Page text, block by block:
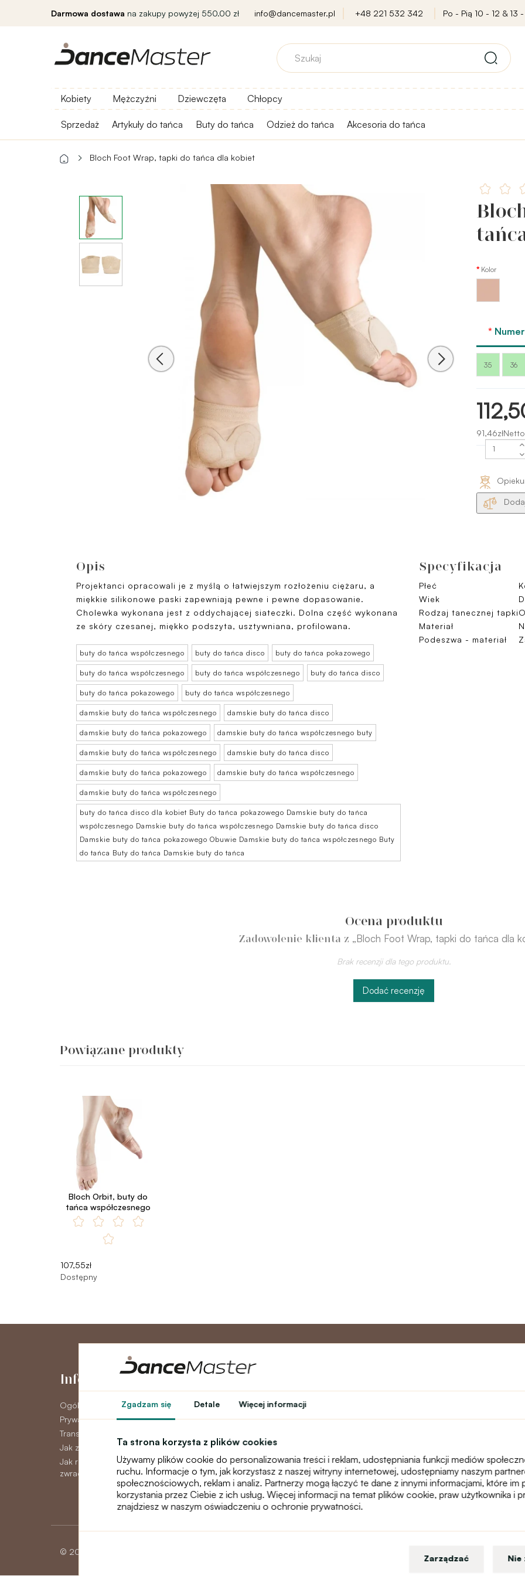
Zgadzam się Detale Więcej informacji
Ta strona korzysta z plików cookies
Używamy plików cookie do personalizowania treści i reklam, udostępniania funkcji mediów
ruchu. Informacje o tym, jak korzystasz z naszej witryny internetowej, udostępniamy naszym
społecznościowych, reklam i analiz. Partnerzy mogą łączyć te dane z innymi informacjami, które im
korzystania przez Ciebie z ich usług. Więcej informacji na temat plików cookie, praw użytkownika i
znajdziesz w naszym oświadczeniu o ochronie prywatności.
Zarządzać Nie
Darmowa dostawa na zakupy powyżej 550.00 zł info@dancemaster.pl +48 221 532 342 Po - Pią 10 - 12 & 13 -
Kobiety Mężczyźni Dziewczęta Chłopcy
Sprzedaż Artykuły do ​​tańca Buty do tańca Odzież do tańca Akcesoria do tańca
Bloch Foot Wrap, tapki do tańca dla kobiet
Kolor
35 36
Opis
Projektanci opracowali je z myślą o łatwiejszym rozłożeniu ciężaru, a
miękkie silikonowe paski zapewniają pewne i pewne dopasowanie.
Cholewka wykonana jest z oddychającej siateczki. Dolna część wykonana
ze skóry czesanej, miękko podszyta, usztywniana, profilowana.
buty do tańca współczesnego buty do tańca disco buty do tańca pokazowego
buty do tańca współczesnego buty do tańca współczesnego buty do tańca disco
buty do tańca pokazowego buty do tańca współczesnego
damskie buty do tańca współczesnego damskie buty do tańca disco
damskie buty do tańca pokazowego damskie buty do tańca współczesnego buty
damskie buty do tańca współczesnego damskie buty do tańca disco
damskie buty do tańca pokazowego damskie buty do tańca współczesnego
damskie buty do tańca współczesnego
buty do tańca disco dla kobiet Buty do tańca pokazowego Damskie buty do tańca
współczesnego Damskie buty do tańca współczesnego Damskie buty do tańca disco
Damskie buty do tańca pokazowego Obuwie Damskie buty do tańca współczesnego Buty
do tańca Buty do tańca Damskie buty do tańca
Specyfikacja
Płeć
Wiek
Rodzaj tanecznej tapki
Materiał
Podeszwa - materiał
Ocena produktu
Zadowolenie klienta z „Bloch Foot Wrap, tapki do tańca dla
Brak recenzji dla tego produktu.
Dodać recenzję
Powiązane produkty
Bloch Orbit, buty do
tańca współczesnego
107,55zł
Dostępny
Informacje
Ogólne warunki
Prywatność GDPR
Transport
Jak zapłacić
Jak reklamować, wymieniać lub
zwracać towar
Moje konto
Historia zamówień
partnerski
Program lojalnościowy
Teatr
text_faq
© 2026 Dancemaster